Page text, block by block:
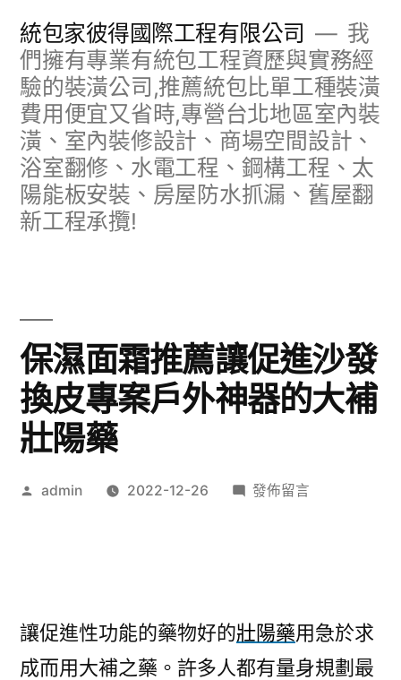
統包家彼得國際工程有限公司
我
們擁有專業有統包工程資歷與實務經
驗的裝潢公司,推薦統包比單工種裝潢
費用便宜又省時,專營台北地區室內裝
潢、室內裝修設計、商場空間設計、
浴室翻修、水電工程、鋼構工程、太
陽能板安裝、房屋防水抓漏、舊屋翻
新工程承攬!
保濕面霜推薦讓促進沙發
換皮專案戶外神器的大補
壯陽藥
作
admin 2022-12-26
在
薦
讓
發佈留言
讓促進性功能的藥物好的壯陽藥用急於求
成而用大補之藥。許多人都有量身規劃最